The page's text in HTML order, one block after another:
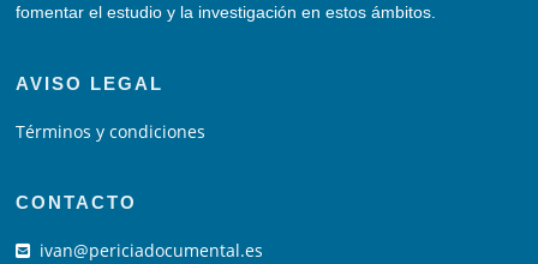
fomentar el estudio y la investigación en estos ámbitos.
AVISO LEGAL
Términos y condiciones
CONTACTO
ivan@periciadocumental.es